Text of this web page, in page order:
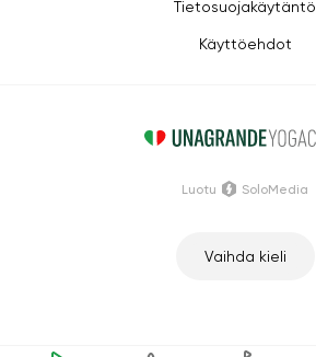
Tietosuojakäytäntö
Käyttöehdot
Vaihda kieli
Luotu SoloMedia